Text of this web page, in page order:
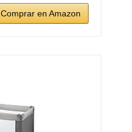
Comprar en Amazon